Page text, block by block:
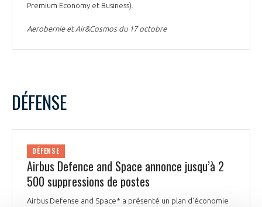
Premium Economy et Business).
Aerobernie et Air&Cosmos du 17 octobre
DÉFENSE
DÉFENSE
Airbus Defence and Space annonce jusqu’à 2
500 suppressions de postes
Airbus Defense and Space* a présenté un plan d'économie